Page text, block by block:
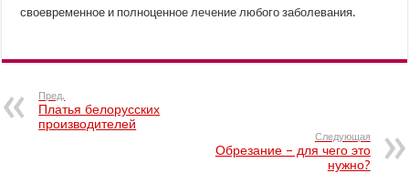
своевременное и полноценное лечение любого заболевания.
Пред.
Платья белорусских
производителей
Следующая
Обрезание – для чего это
нужно?